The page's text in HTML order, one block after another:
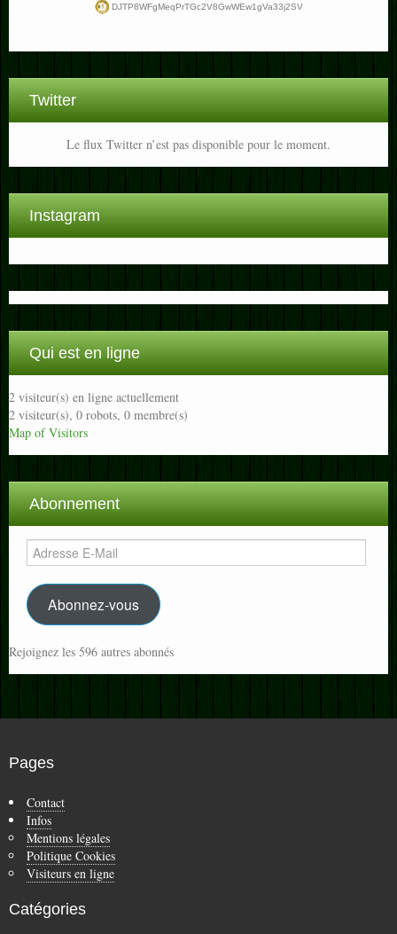
DJTP8WFgMeqPrTGc2V8GwWEw1gVa33j2SV
Twitter
Le flux Twitter n’est pas disponible pour le moment.
Instagram
Qui est en ligne
2 visiteur(s) en ligne actuellement
2 visiteur(s), 0 robots, 0 membre(s)
Map of Visitors
Abonnement
Adresse
E-
Mail
Abonnez-vous
Rejoignez les 596 autres abonnés
Pages
Contact
Infos
Mentions légales
Politique Cookies
Visiteurs en ligne
Catégories